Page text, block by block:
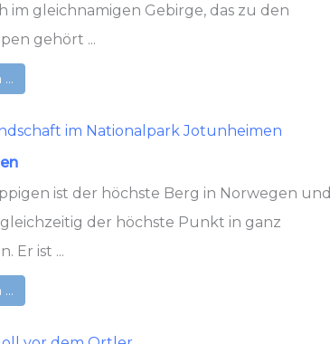
im gleichnamigen Gebirge, das zu den
gehört ...
…
ist der höchste Berg in Norwegen und
der höchste Punkt in ganz
Er ist ...
…